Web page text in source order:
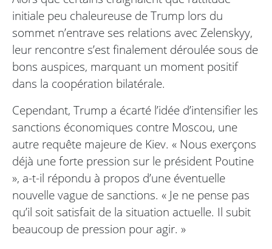
initiale peu chaleureuse de Trump lors du
sommet n’entrave ses relations avec Zelenskyy,
leur rencontre s’est finalement déroulée sous de
bons auspices, marquant un moment positif
dans la coopération bilatérale.
Cependant, Trump a écarté l’idée d’intensifier les
sanctions économiques contre Moscou, une
autre requête majeure de Kiev. « Nous exerçons
déjà une forte pression sur le président Poutine
», a-t-il répondu à propos d’une éventuelle
nouvelle vague de sanctions. « Je ne pense pas
qu’il soit satisfait de la situation actuelle. Il subit
beaucoup de pression pour agir. »